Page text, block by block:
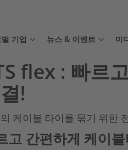
기업 뉴스 & 이벤트 미
flex : 빠르
!
케이블 타이를 묶기 위한
고 간편하게 케이